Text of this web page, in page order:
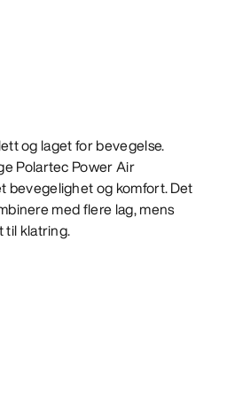
og laget for bevegelse.
Polartec Power Air
bevegelighet og komfort. Det
med flere lag, mens
til klatring.